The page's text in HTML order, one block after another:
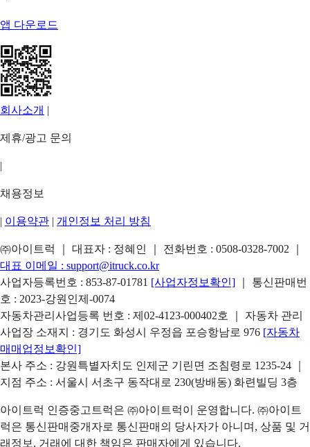
앱 다운로드
회사소개 |
제휴/광고 문의
|
채용정보
| 이용약관 | 개인정보 처리 방침
㈜아이트럭 ｜ 대표자 : 정혜인 ｜ 전화번호 : 0508-0328-7002
대표 이메일 : support@itruck.co.kr
사업자등록번호 : 853-87-01781 [사업자정보확인]
｜ 통신판매번
호 : 2023-강원인제-0074
자동차관리사업등록 번호 : 제02-4123-000402호 ｜ 자동차 관리
사업장 소재지 : 경기도 화성시 우정읍 포승항남로 976 [자동차
매매업정보확인]
본사 주소 : 강원특별자치도 인제군 기린면 조침령로 1235-24 ｜
지점 주소 : 서울시 서초구 동작대로 230(방배동) 화련빌딩 3층
아이트럭 인증중고트럭은 ㈜아이트럭이 운영합니다. ㈜아이트
럭은 통신판매중개자로 통신판매의 당사자가 아니며, 상품 및 거
래정보, 거래에 대한 책임은 판매자에게 있습니다.